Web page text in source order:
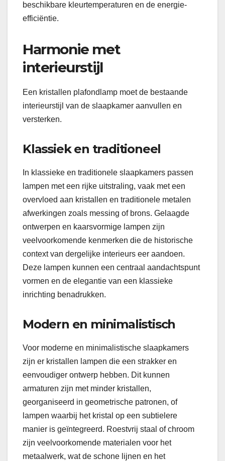
beschikbare kleurtemperaturen en de energie-
efficiëntie.
Harmonie met
interieurstijl
Een kristallen plafondlamp moet de bestaande
interieurstijl van de slaapkamer aanvullen en
versterken.
Klassiek en traditioneel
In klassieke en traditionele slaapkamers passen
lampen met een rijke uitstraling, vaak met een
overvloed aan kristallen en traditionele metalen
afwerkingen zoals messing of brons. Gelaagde
ontwerpen en kaarsvormige lampen zijn
veelvoorkomende kenmerken die de historische
context van dergelijke interieurs eer aandoen.
Deze lampen kunnen een centraal aandachtspunt
vormen en de elegantie van een klassieke
inrichting benadrukken.
Modern en minimalistisch
Voor moderne en minimalistische slaapkamers
zijn er kristallen lampen die een strakker en
eenvoudiger ontwerp hebben. Dit kunnen
armaturen zijn met minder kristallen,
georganiseerd in geometrische patronen, of
lampen waarbij het kristal op een subtielere
manier is geïntegreerd. Roestvrij staal of chroom
zijn veelvoorkomende materialen voor het
metaalwerk, wat de schone lijnen en het